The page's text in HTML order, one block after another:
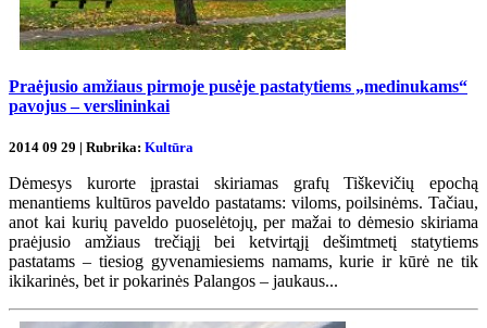
Praėjusio amžiaus pirmoje pusėje pastatytiems „medinukams“
pavojus – verslininkai
2014 09 29 | Rubrika: Kultūra
Dėmesys kurorte įprastai skiriamas grafų Tiškevičių epochą
menantiems kultūros paveldo pastatams: viloms, poilsinėms. Tačiau,
anot kai kurių paveldo puoselėtojų, per mažai to dėmesio skiriama
praėjusio amžiaus trečiąjį bei ketvirtąjį dešimtmetį statytiems
pastatams – tiesiog gyvenamiesiems namams, kurie ir kūrė ne tik
ikikarinės, bet ir pokarinės Palangos – jaukaus...